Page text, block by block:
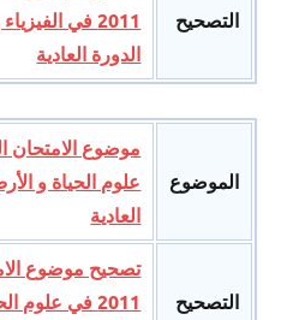
التصحيح
2011 في
الدورة العادية
الموضوع
علوم الحياة و
العادية
التصحيح
تصحيح موضوع
2011 في علوم